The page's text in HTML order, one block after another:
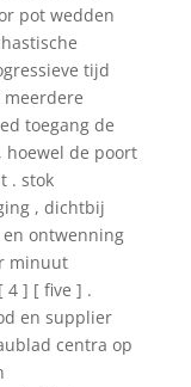
pot wedden
tijd
toegang de
de poort
. stok
, dichtbij
en ontwenning
minuut
4 ] [ five ] .
en supplier
centra op